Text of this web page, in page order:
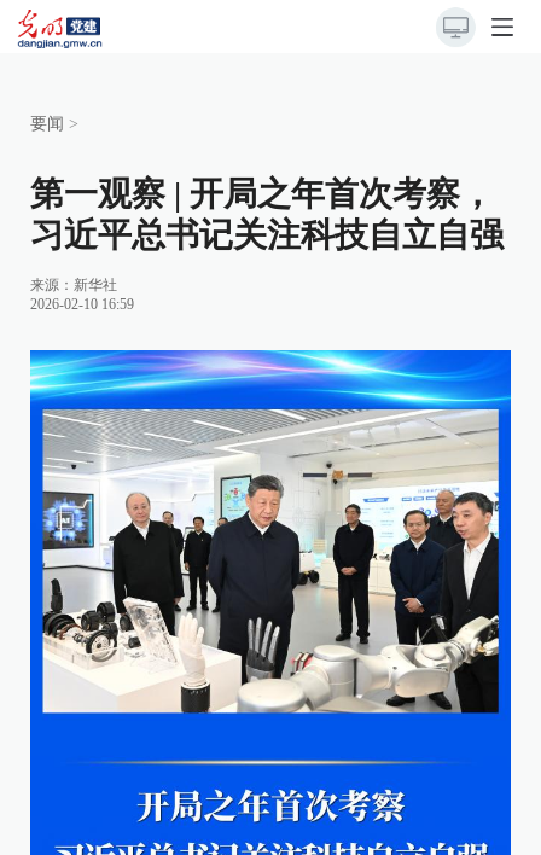
要闻 >
第一观察 | 开局之年首次考察，
习近平总书记关注科技自立自强
来源： 新华社
2026-02-10 16:59